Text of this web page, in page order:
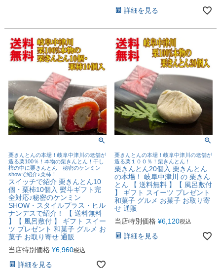
詳細を見る
栗きんとんの本場！岐阜中津川の老舗が
造る栗100％！本物の栗きんとん！干し
柿の中に栗きんとん 秘密のケンミン
showで紹介♪栗柿！
スイッチで紹介 栗きんとん10
個・栗柿10個入 熨斗ギフト完
全対応♪秘密のケンミン
SHOW・スタイルプラス・ヒル
ナンデスで紹介！ 【 送料無料
】【 風呂敷付 】 ギフト スイー
ツ プレゼント 和菓子 グルメ お
菓子 お取り寄せ 通販
当店特別価格 ¥6,960税込
詳細を見る
栗きんとんの本場！岐阜中津川の老舗が
造る栗１００％！栗きんとん！
栗きんとん20個入 栗きんとん
の本場！ 岐阜中津川 の 栗きん
とん 【 送料無料 】【 風呂敷付
】 ギフト スイーツ プレゼント
和菓子 グルメ お菓子 お取り寄
せ 通販
当店特別価格 ¥6,120税込
詳細を見る